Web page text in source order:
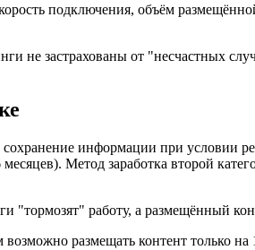
подключения, объём
не застрахованы от "несчастных
информации при условии
Метод заработка второй
работу, а размещённый
размещать контент только на